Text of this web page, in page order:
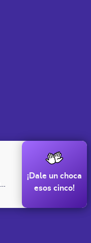
¡Dale un choca
esos cinco!